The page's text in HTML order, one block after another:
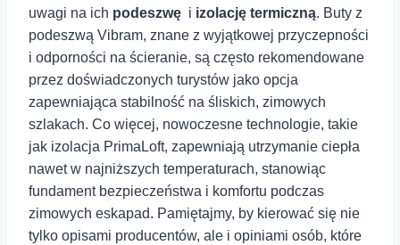
uwagi na ich podeszwę ⁣ i izolację termiczną. Buty z
podeszwą ⁢Vibram, znane z wyjątkowej przyczepności
i odporności na ścieranie,⁢ są często rekomendowane⁢
przez doświadczonych turystów jako opcja
zapewniająca stabilność na śliskich,⁢ zimowych
szlakach. Co więcej, nowoczesne technologie, takie⁣
jak ⁢izolacja PrimaLoft, zapewniają utrzymanie ciepła
nawet w najniższych temperaturach, stanowiąc
fundament⁣ bezpieczeństwa⁢ i komfortu podczas
zimowych⁢ eskapad. Pamiętajmy, by ‍kierować się nie
tylko opisami producentów, ale i opiniami osób, ⁣które